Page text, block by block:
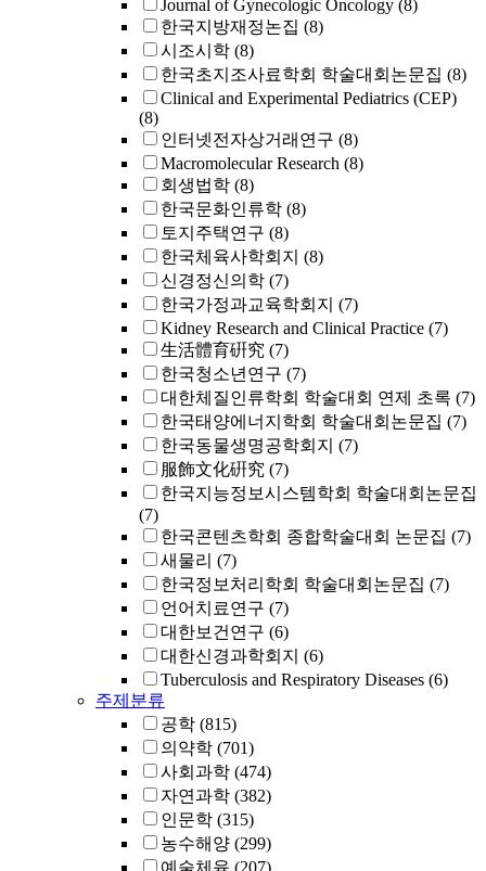
Journal of Gynecologic Oncology (8)
한국지방재정논집 (8)
시조시학 (8)
한국초지조사료학회 학술대회논문집 (8)
Clinical and Experimental Pediatrics (CEP)
(8)
인터넷전자상거래연구 (8)
Macromolecular Research (8)
회생법학 (8)
한국문화인류학 (8)
토지주택연구 (8)
한국체육사학회지 (8)
신경정신의학 (7)
한국가정과교육학회지 (7)
Kidney Research and Clinical Practice (7)
生活體育硏究 (7)
한국청소년연구 (7)
대한체질인류학회 학술대회 연제 초록 (7)
한국태양에너지학회 학술대회논문집 (7)
한국동물생명공학회지 (7)
服飾文化硏究 (7)
한국지능정보시스템학회 학술대회논문집
(7)
한국콘텐츠학회 종합학술대회 논문집 (7)
새물리 (7)
한국정보처리학회 학술대회논문집 (7)
언어치료연구 (7)
대한보건연구 (6)
대한신경과학회지 (6)
Tuberculosis and Respiratory Diseases (6)
주제분류
공학 (815)
의약학 (701)
사회과학 (474)
자연과학 (382)
인문학 (315)
농수해양 (299)
예술체육 (207)